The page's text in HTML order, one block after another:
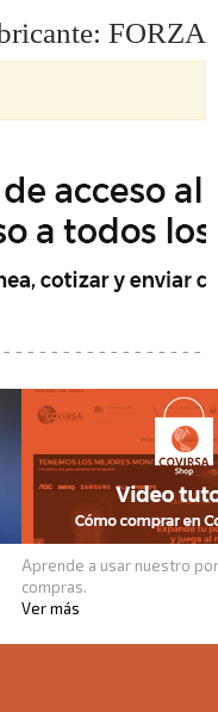
FORZA
Aprende a usar nuestro
compras.
Ver más